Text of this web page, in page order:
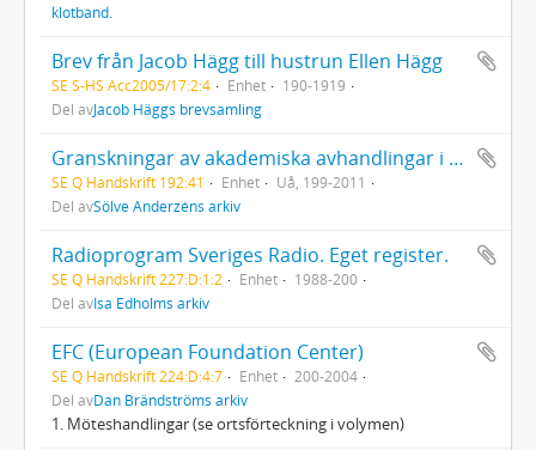
klotband.
Brev från Jacob Hägg till hustrun Ellen Hägg
SE S-HS Acc2005/17:2:4 Enhet
190-1919
Del avJacob Häggs brevsamling
Granskningar av akademiska avhandlingar i teologi och sociologi,
SE Q Handskrift 192:41 Enhet
Uå, 199-2011
Del avSölve Anderzéns arkiv
Radioprogram Sveriges Radio. Eget register.
SE Q Handskrift 227:D:1:2 Enhet
1988-200
Del avIsa Edholms arkiv
EFC (European Foundation Center)
SE Q Handskrift 224:D:4:7 Enhet
200-2004
Del avDan Brändströms arkiv
1. Möteshandlingar (se ortsförteckning i volymen)